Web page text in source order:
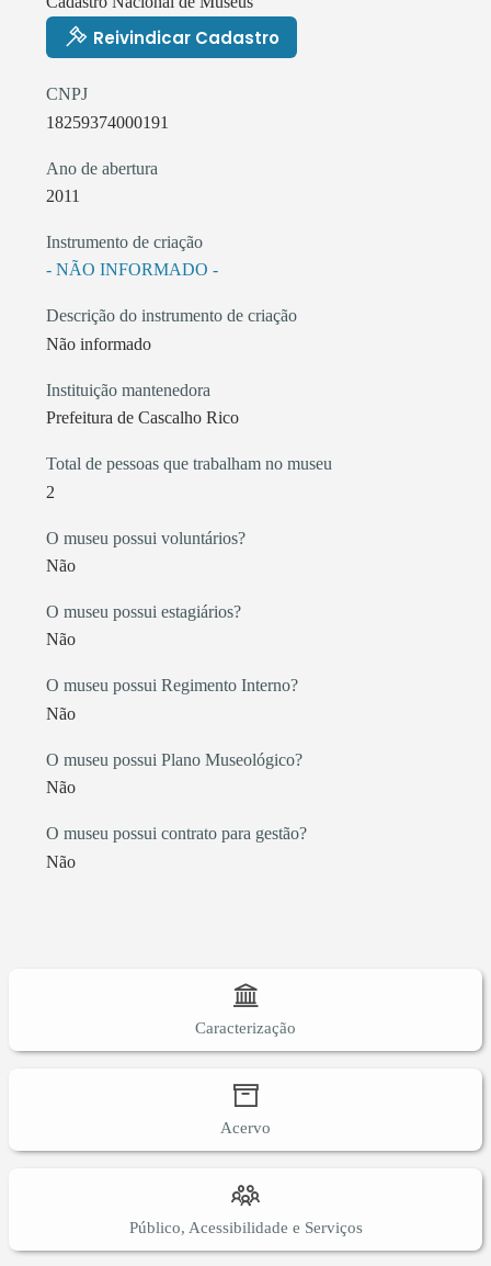
Reivindicar Cadastro
CNPJ
18259374000191
Ano de abertura
2011
Instrumento de criação
- NÃO INFORMADO -
Descrição do instrumento de criação
Não informado
Instituição mantenedora
Prefeitura de Cascalho Rico
Total de pessoas que trabalham no museu
2
O museu possui voluntários?
Não
O museu possui estagiários?
Não
O museu possui Regimento Interno?
Não
O museu possui Plano Museológico?
Não
O museu possui contrato para gestão?
Não
Caracterização
Acervo
Público, Acessibilidade e Serviços